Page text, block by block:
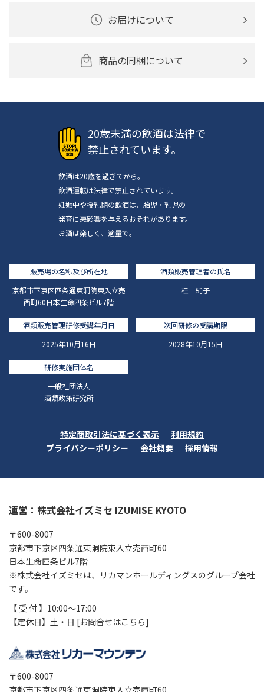
お届けについて
商品の同梱について
20歳未満の飲酒は法律で
禁止されています。
飲酒は20歳を過ぎてから。
飲酒運転は法律で禁止されています。
妊娠中や授乳期の飲酒は、胎児・乳児の
発育に悪影響を与えるおそれがあります。
お酒は楽しく、適量で。
販売場の名称及び所在地
京都市下京区四条通東洞院東入立売
西町60日本生命四条ビル7階
酒類販売管理者の氏名
桂 純子
酒類販売管理研修受講年月日
2025年10月16日
次回研修の受講期限
2028年10月15日
研修実施団体名
一般社団法人
酒類政策研究所
特定商取引法に基づく表示
利用規約
プライバシーポリシー
会社概要 採用情報
運営：株式会社イズミセ IZUMISE KYOTO
〒600-8007
京都市下京区四条通東洞院東入立売西町60
日本生命四条ビル7階
※株式会社イズミセは、リカマンホールディングスのグループ会社
です。
【 受 付 】10:00～17:00
【定休日】土・日 [お問合せはこちら]
〒600-8007
京都市下京区四条通東洞院東入立売西町60